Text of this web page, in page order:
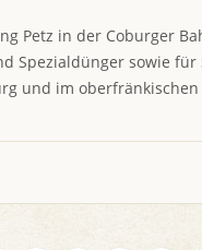
Petz in der Coburger
Spezialdünger sowie
und im oberfränkischen